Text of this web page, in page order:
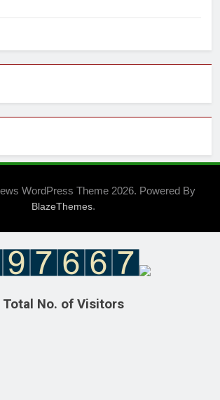
WordPress Theme 2026. Powered By
BlazeThemes.
Total No. of Visitors